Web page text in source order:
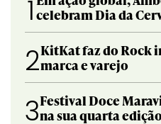
1 celebram Dia da
2KitKat faz do Rock
marca e varejo
3Festival Doce
na sua quarta